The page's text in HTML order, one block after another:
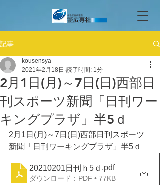
記事
2月1日(月)～7日(日)西部日
刊スポーツ新聞「日刊ワー
キングプラザ」半5ｄ
kousensya
2021年2月18日 読了時間: 1分
2月1日(月)～7日(日)西部日刊スポーツ
新聞「日刊ワーキングプラザ」半5ｄ
20210201日刊ｈ5ｄ .pdf
ダウンロード：PDF • 77KB